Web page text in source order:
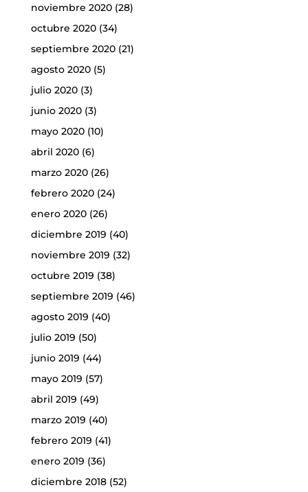
noviembre 2020(28)
octubre 2020(34)
septiembre 2020(21)
agosto 2020(5)
julio 2020(3)
junio 2020(3)
mayo 2020(10)
abril 2020(6)
marzo 2020(26)
febrero 2020(24)
enero 2020(26)
diciembre 2019 (40)
noviembre 2019 (32)
octubre 2019 (38)
septiembre 2019 (46)
agosto 2019 (40)
julio 2019 (50)
junio 2019 (44)
mayo 2019 (57)
abril 2019 (49)
marzo 2019 (40)
febrero 2019 (41)
enero 2019 (36)
diciembre 2018(52)